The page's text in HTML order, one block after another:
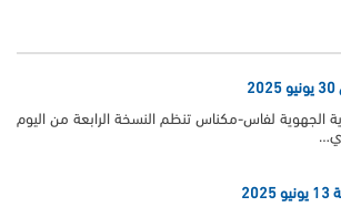
الجهوية لفاس-مكناس تنظم النسخة الرابعة من اليوم